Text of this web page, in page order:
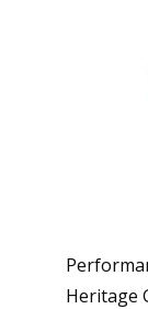
Heritage